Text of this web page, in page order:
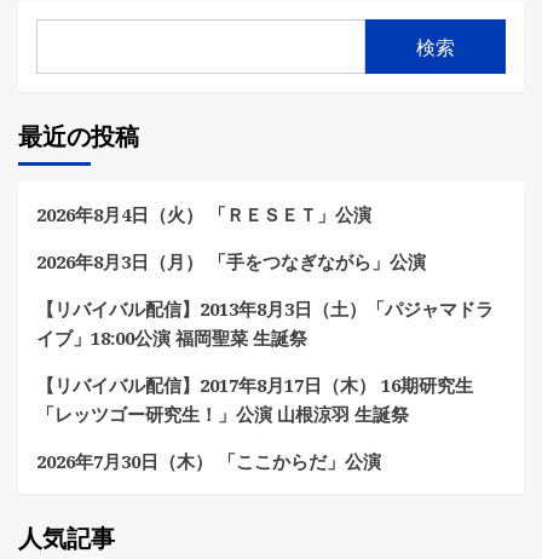
検索
最近の投稿
2026年8月4日（火） 「ＲＥＳＥＴ」公演
2026年8月3日（月） 「手をつなぎながら」公演
【リバイバル配信】2013年8月3日（土）「パジャマドラ
イブ」18:00公演 福岡聖菜 生誕祭
【リバイバル配信】2017年8月17日（木） 16期研究生
「レッツゴー研究生！」公演 山根涼羽 生誕祭
2026年7月30日（木） 「ここからだ」公演
人気記事